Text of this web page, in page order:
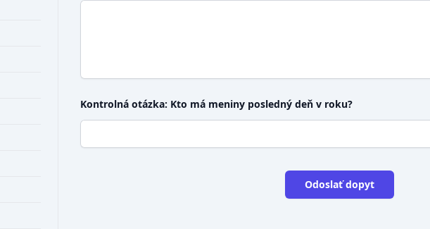
Kontrolná otázka: Kto má meniny posledný deň v roku?
Odoslať dopyt